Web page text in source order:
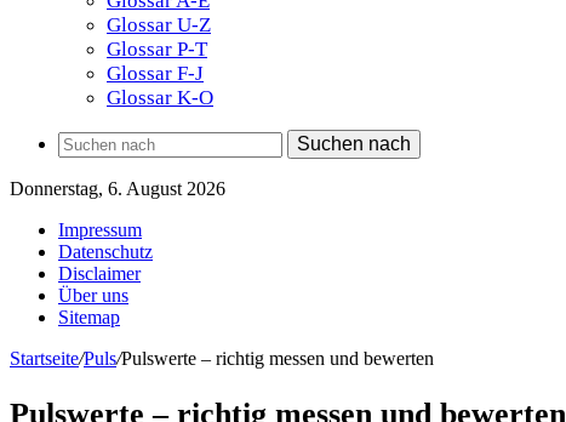
Glossar U-Z
Glossar P-T
Glossar F-J
Glossar K-O
Suchen nach
Donnerstag, 6. August 2026
Impressum
Datenschutz
Disclaimer
Über uns
Sitemap
Startseite/Puls/Pulswerte – richtig messen und bewerten
Pulswerte – richtig messen und bewerten